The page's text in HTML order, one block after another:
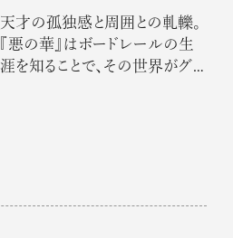
天才の孤独感と周囲との軋轢。
『悪の華』はボードレールの生
涯を知ることで、その世界がグッ